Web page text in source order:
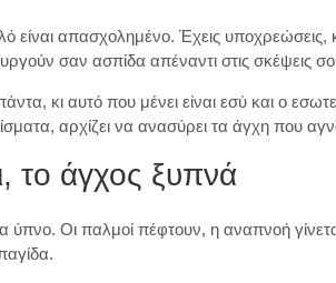
είναι απασχολημένο. Έχεις υποχρεώσεις,
σαν ασπίδα απέναντι στις σκέψεις
κι αυτό που μένει είναι εσύ και ο
αρχίζει να ανασύρει τα άγχη που
το άγχος ξυπνά
ύπνο. Οι παλμοί πέφτουν, η αναπνοή